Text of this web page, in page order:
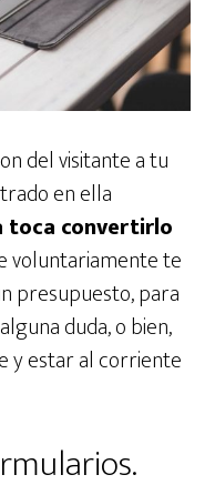
del visitante a tu
en ella
toca convertirlo
voluntariamente te
presupuesto, para
duda, o bien,
y estar al corriente